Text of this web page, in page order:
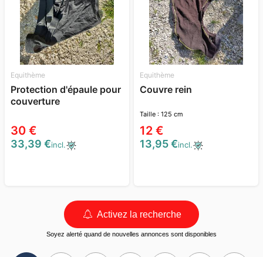
Equithème
Protection d'épaule pour
couverture
30 €
33,39 €incl.
Equithème
Couvre rein
Taille : 125 cm
12 €
13,95 €incl.
Activez la recherche
Soyez alerté quand de nouvelles annonces sont disponibles